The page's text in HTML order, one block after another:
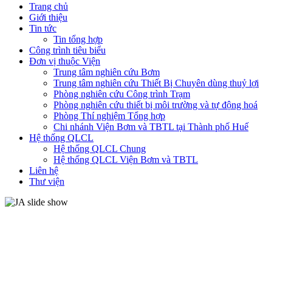
Trang chủ
Giới thiệu
Tin tức
Tin tổng hợp
Công trình tiêu biểu
Đơn vị thuộc Viện
Trung tâm nghiên cứu Bơm
Trung tâm nghiên cứu Thiết Bị Chuyên dùng thuỷ lợi
Phòng nghiên cứu Công trình Trạm
Phòng nghiên cứu thiết bị môi trường và tự động hoá
Phòng Thí nghiệm Tổng hợp
Chi nhánh Viện Bơm và TBTL tại Thành phố Huế
Hệ thống QLCL
Hệ thống QLCL Chung
Hệ thống QLCL Viện Bơm và TBTL
Liên hệ
Thư viện